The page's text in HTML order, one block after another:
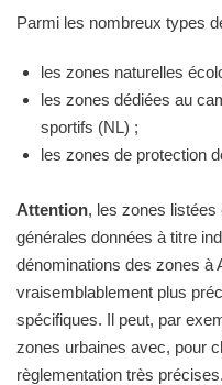
Parmi les nombreux types
les zones naturelles
les zones dédiées au
sportifs (NL) ;
les zones de protection
Attention, les zones
générales données à titre
dénominations des zones à
vraisemblablement plus
spécifiques. Il peut, par
zones urbaines avec, pour
règlementation très